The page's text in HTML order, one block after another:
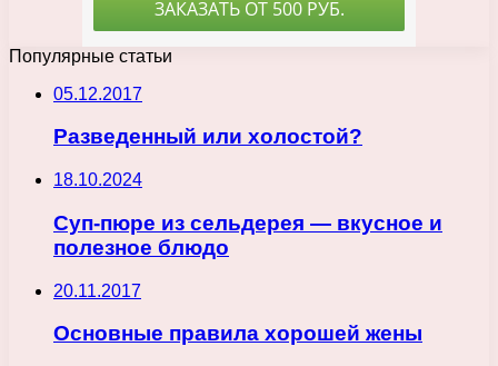
Популярные статьи
05.12.2017
Разведенный или холостой?
18.10.2024
Суп-пюре из сельдерея — вкусное и
полезное блюдо
20.11.2017
Основные правила хорошей жены